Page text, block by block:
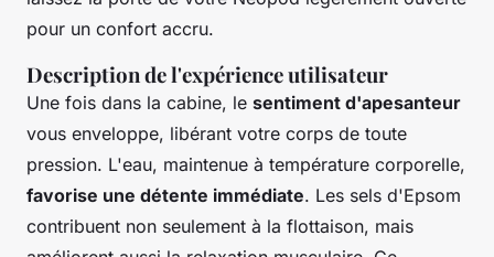
pour un confort accru.
Description de l'expérience utilisateur
Une fois dans la cabine, le sentiment d'apesanteur
vous enveloppe, libérant votre corps de toute
pression. L'eau, maintenue à température corporelle,
favorise une détente immédiate. Les sels d'Epsom
contribuent non seulement à la flottaison, mais